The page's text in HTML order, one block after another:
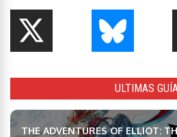
ULTIMAS
THE ADVENTURES OF ELLIOT: